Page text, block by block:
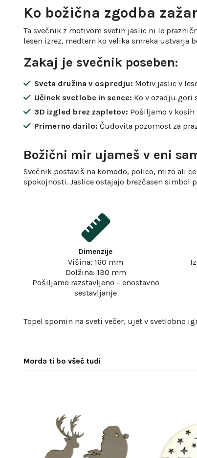
Ko božična zgodba
Ta svečnik z motivom svetih jaslic ni le
lesen izrez, medtem ko velika smreka ustvarja
Zakaj je svečnik poseben:
Sveta družina v ospredju: Motiv jaslic v
Učinek svetlobe in sence: Ko v ozadju gori
3D izgled brez zapletov: Pošiljamo v kosih
Primerno darilo: Čudovita pozornost za
Božični mir ujameš v eni
Svečnik postaviš na komodo, polico, mizo ali
spokojnosti. Jaslice ostajajo brezčasen
Dimenzije
Višina: 160 mm
Dolžina: 130 mm
Pošiljamo razstavljeno – enostavno
sestavljanje
Topel spomin na sveti večer, ujet v svetlobno
Morda ti bo všeč tudi